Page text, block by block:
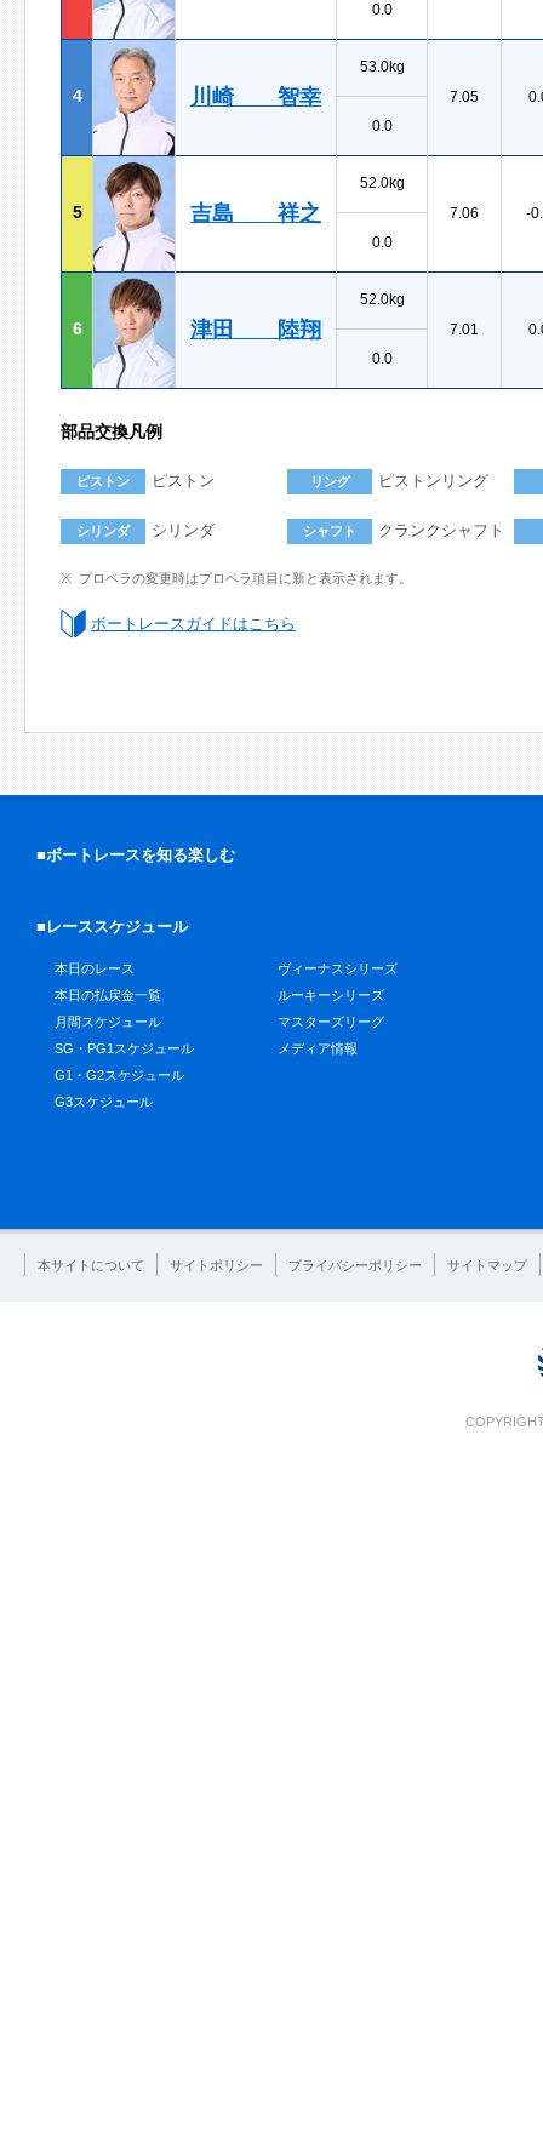
0.0
4 川崎 智幸
53.0kg
7.05
0.0
5 吉島 祥之
52.0kg
7.06
-
0.0
6 津田 陸翔
52.0kg
7.01
0.0
部品交換凡例
ピストン ピストン リング ピストンリング
シリンダ シリンダ シャフト クランクシャフト
プロペラの変更時はプロペラ項目に新と表示されます。
ボートレースガイドはこちら
■ボートレースを知る楽しむ
■レーススケジュール
本日のレース
本日の払戻金一覧
月間スケジュール
SG・PG1スケジュール
G1・G2スケジュール
G3スケジュール
ヴィーナスシリーズ
ルーキーシリーズ
マスターズリーグ
メディア情報
本サイトについて サイトポリシー プライバシーポリシー サイトマップ